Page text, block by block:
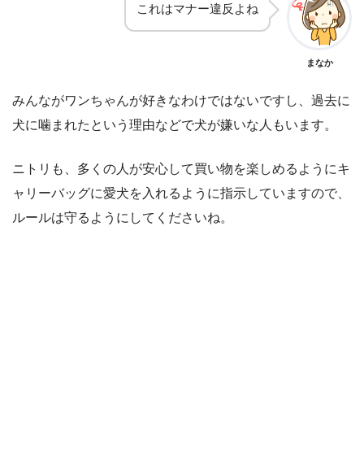
これはマナー違反よね
まなか
みんながワンちゃんが好きなわけではないですし、過去に
犬に噛まれたという理由などで犬が嫌いな人もいます。
ニトリも、多くの人が安心して買い物を楽しめるようにキ
ャリーバッグに愛犬を入れるように指示していますので、
ルールは守るようにしてくださいね。